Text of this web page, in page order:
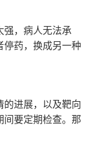
，病人无法承
停药，换成另一种
进展，以及靶向
间要定期检查。那